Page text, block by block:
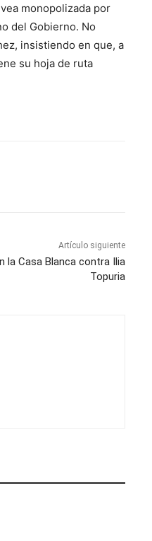
monopolizada por
del Gobierno. No
insistiendo en que, a
su hoja de ruta
Artículo siguiente
Casa Blanca contra Ilia
Topuria